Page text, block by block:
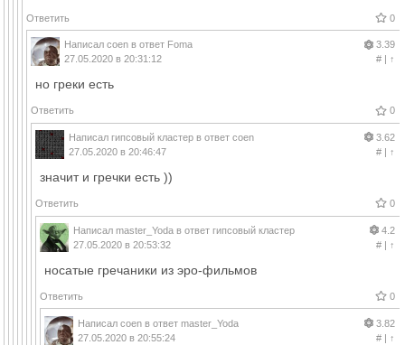
Ответить 0
Написал coen в ответ Foma
27.05.2020 в 20:31:12
3.39
#| ↑
но греки есть
Ответить 0
Написал гипсовый кластер в ответ coen
27.05.2020 в 20:46:47
3.62
#| ↑
значит и гречки есть ))
Ответить 0
Написал master_Yoda в ответ гипсовый кластер
27.05.2020 в 20:53:32
4.2
#| ↑
носатые гречаники из эро-фильмов
Ответить 0
Написал coen в ответ master_Yoda
27.05.2020 в 20:55:24
3.82
#| ↑